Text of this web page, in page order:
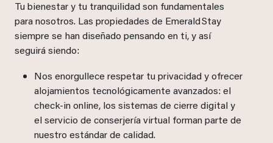
Tu bienestar y tu tranquilidad son fundamentales
para nosotros. Las propiedades de Emerald Stay
siempre se han diseñado pensando en ti, y así
seguirá siendo:
Nos enorgullece respetar tu privacidad y ofrecer
alojamientos tecnológicamente avanzados: el
check‑in online, los sistemas de cierre digital y
el servicio de conserjería virtual forman parte de
nuestro estándar de calidad.